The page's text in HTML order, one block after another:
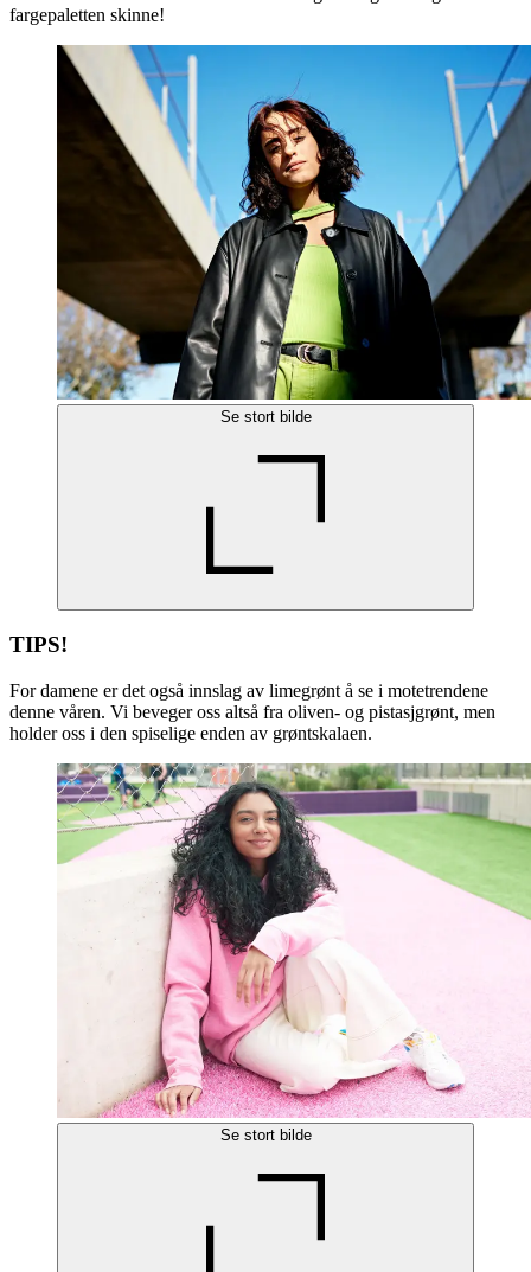
fargepaletten skinne!
Se stort bilde
TIPS!
For damene er det også innslag av limegrønt å se i motetrendene
denne våren. Vi beveger oss altså fra oliven- og pistasjgrønt, men
holder oss i den spiselige enden av grøntskalaen.
Se stort bilde